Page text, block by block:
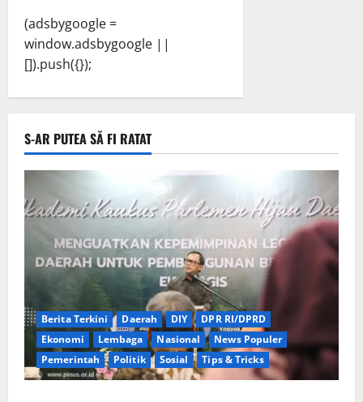
(adsbygoogle =
window.adsbygoogle ||
[]).push({});
S-AR PUTEA SĂ FI RATAT
Berita Terkini Daerah DIY
DPR RI/DPRD
Ekonomi
Lembaga Nasional
News Populer
Pemerintah
Politik Sosial Tips & Tricks